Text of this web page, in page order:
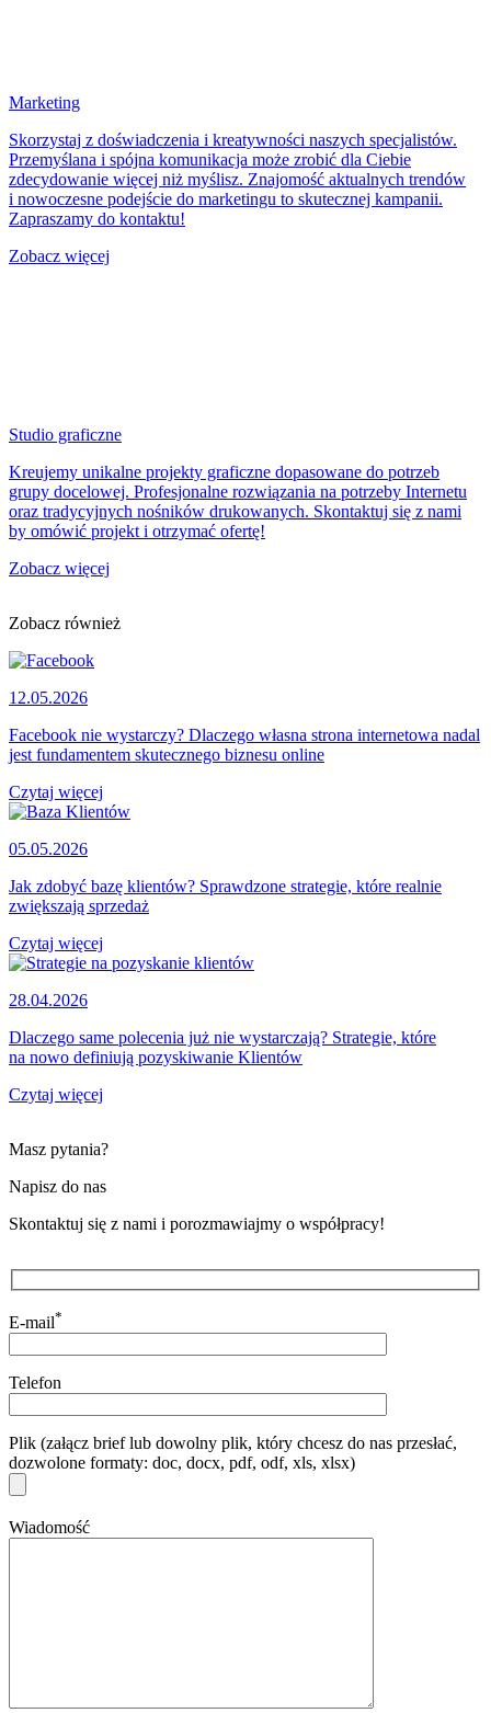
Marketing
Skorzystaj z doświadczenia i kreatywności naszych specjalistów.
Przemyślana i spójna komunikacja może zrobić dla Ciebie
zdecydowanie więcej niż myślisz. Znajomość aktualnych trendów
i nowoczesne podejście do marketingu to skutecznej kampanii.
Zapraszamy do kontaktu!
Zobacz więcej
Studio graficzne
Kreujemy unikalne projekty graficzne dopasowane do potrzeb
grupy docelowej. Profesjonalne rozwiązania na potrzeby Internetu
oraz tradycyjnych nośników drukowanych. Skontaktuj się z nami
by omówić projekt i otrzymać ofertę!
Zobacz więcej
Zobacz również
12.05.2026
Facebook nie wystarczy? Dlaczego własna strona internetowa nadal
jest fundamentem skutecznego biznesu online
Czytaj więcej
05.05.2026
Jak zdobyć bazę klientów? Sprawdzone strategie, które realnie
zwiększają sprzedaż
Czytaj więcej
28.04.2026
Dlaczego same polecenia już nie wystarczają? Strategie, które
na nowo definiują pozyskiwanie Klientów
Czytaj więcej
Masz pytania?
Napisz do nas
Skontaktuj się z nami i porozmawiajmy o współpracy!
E-mail*
Telefon
Plik (załącz brief lub dowolny plik, który chcesz do nas przesłać,
dozwolone formaty: doc, docx, pdf, odf, xls, xlsx)
Wiadomość